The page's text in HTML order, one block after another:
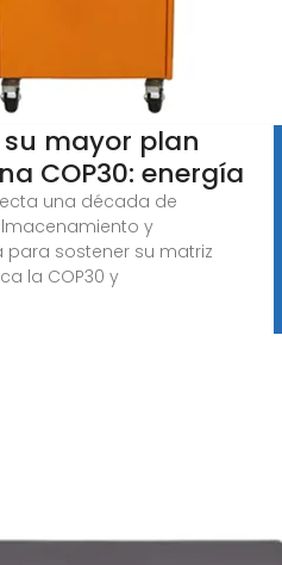
mayor plan
COP30: energía
una década de
y
sostener su matriz
la COP30 y